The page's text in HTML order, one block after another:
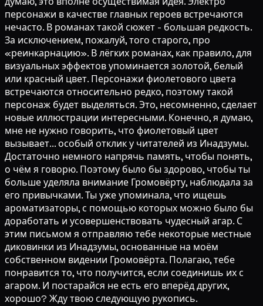
персонажи в качестве главных героев встречаются
нечасто. В романах такой сюжет - большая редкость.
За исключением, пожалуй, того старого, про
«реинкарнацию». В лёгких романах, как правило, для
визуальных эффектов упоминается золотой, белый
или красный цвет. Персонажи фиолетового цвета
встречаются относительно редко, поэтому такой
персонаж будет выделяться. Это, несомненно, сделает
новые иллюстрации интересными. Конечно, я думаю,
мне не нужно говорить, что фиолетовый цвет
вызывает... особый отклик у читателей из Инадзумы.
Достаточно немного напрячь память, чтобы понять,
о чём я говорю. Поэтому было бы здорово, чтобы ты
больше уделяла внимание Громовёрту, наблюдала за
его привычками. Ты уже упоминала, что ищешь
ароматизаторы, с помощью которых можно было бы
доработать и усовершенствовать чудесный агар. С
этим письмом я отправляю тебе некоторые местные
диковинки из Инадзумы, основанные на моём
собственном видении Громовёрта. Полагаю, тебе
понравится то, что получится, если соединишь их с
агаром. И постарайся не есть его вперёд других,
хорошо? Жду твою следующую рукопись.